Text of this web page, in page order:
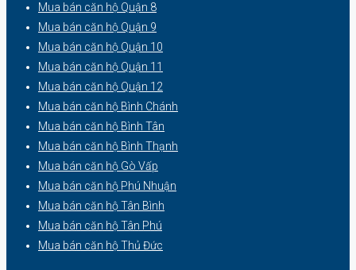
Mua bán căn hộ Quận 8
Mua bán căn hộ Quận 9
Mua bán căn hộ Quận 10
Mua bán căn hộ Quận 11
Mua bán căn hộ Quận 12
Mua bán căn hộ Bình Chánh
Mua bán căn hộ Bình Tân
Mua bán căn hộ Bình Thạnh
Mua bán căn hộ Gò Vấp
Mua bán căn hộ Phú Nhuận
Mua bán căn hộ Tân Bình
Mua bán căn hộ Tân Phú
Mua bán căn hộ Thủ Đức